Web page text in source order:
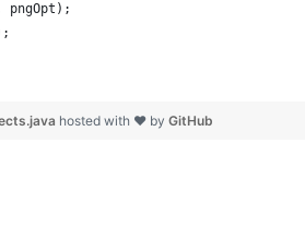
pngOpt);
hosted with ❤ by GitHub